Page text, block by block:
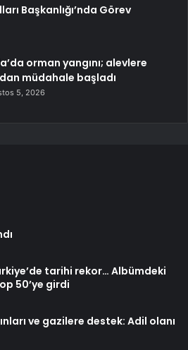
Başkanlığı’nda Görev
orman yangını; alevlere
müdahale başladı
5, 2026
tarihi rekor… Albümdeki
50’ye girdi
ve gazilere destek: Adil olanı